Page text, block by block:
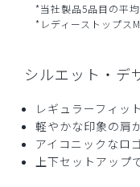
サイズ感小さめ
ストレッチ感 よく伸
厚さとても薄い
一番小さいサイズで
*当社製品5品目の平
*レディーストップス
シルエット・デ
レギュラーフィット
軽やかな印象の肩
アイコニックなロ
上下セットアップ